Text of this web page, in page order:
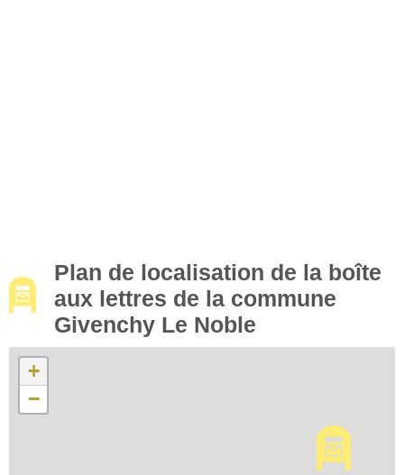
Plan de localisation de la boîte
aux lettres de la commune
Givenchy Le Noble
+
−